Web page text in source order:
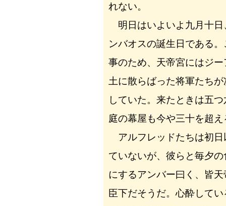
れない。
明日はいよいよ九月十日
ンバオスの誕生日である
事のため、天帝宮にはジ
土に散らばった将軍たち
していた。来たときは五
庭の幕屋も今や三十を超え
アルフレッドたちは初日
ていないが、彼らと毎夕
にするアンバー曰く、皆
臣下だそうだ。心酔して